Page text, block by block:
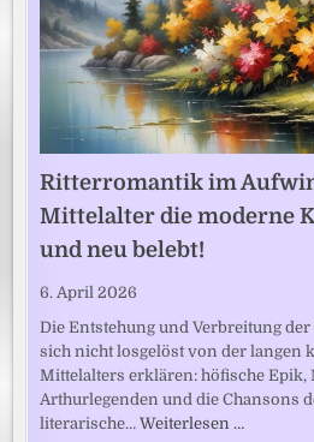
Ritterromantik im
Mittelalter die moderne
und neu belebt!
6. April 2026
Die Entstehung und Verbreitung
sich nicht losgelöst von der langen
Mittelalters erklären: höfische Epik,
Arthurlegenden und die Chansons
literarische…Weiterlesen …